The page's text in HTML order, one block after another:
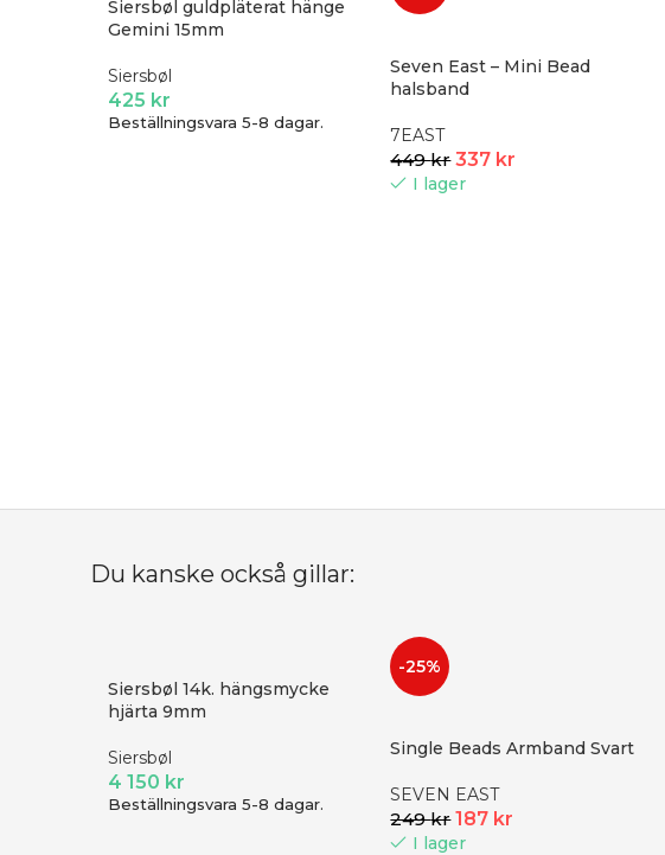
Siersbøl guldpläterat hänge
Gemini 15mm
Siersbøl
425 kr
Beställningsvara 5-8 dagar.
Seven East – Mini Bead
halsband
7EAST
449kr 337 kr
I lager
Du kanske också gillar:
Siersbøl 14k. hängsmycke
hjärta 9mm
Siersbøl
4 150 kr
Beställningsvara 5-8 dagar.
-25%
Single Beads Armband Svart
SEVEN EAST
249kr 187 kr
I lager